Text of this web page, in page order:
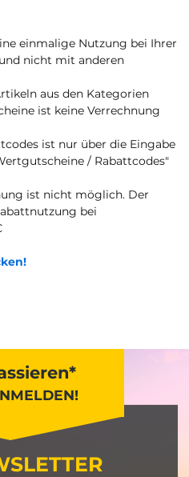
einmalige Nutzung bei Ihrer
nicht mit anderen
aus den Kategorien
ist keine Verrechnung
ist nur über die Eingabe
/ Rabattcodes"
ist nicht möglich. Der
bei